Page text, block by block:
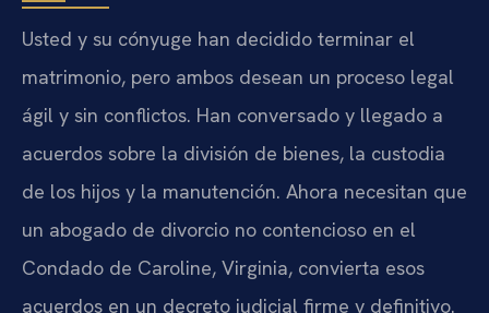
Usted y su cónyuge han decidido terminar el
matrimonio, pero ambos desean un proceso legal
ágil y sin conflictos. Han conversado y llegado a
acuerdos sobre la división de bienes, la custodia
de los hijos y la manutención. Ahora necesitan que
un abogado de divorcio no contencioso en el
Condado de Caroline, Virginia, convierta esos
acuerdos en un decreto judicial firme y definitivo.